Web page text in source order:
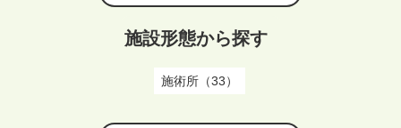
施設形態から探す
施術所（33）